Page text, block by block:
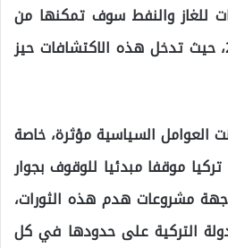
للغاز والنفط سوف تمكنها من
أداء أفضل في عام 2023، حيث تدخل هذه الاكتشافات حيز
العوامل السياسية مؤثرة، خاصة
تبنت تركيا موقفا مبدئيا للوقوف بجوار
مشروعات هدم هذه الثورات،
التركية على حدودها في كل